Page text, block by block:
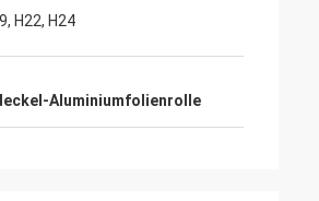
H22, H24
Aluminiumfolienrolle